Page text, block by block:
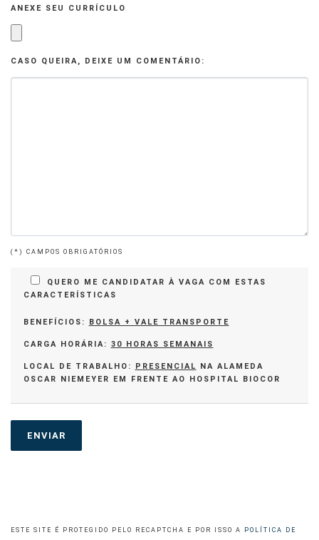
ANEXE SEU CURRÍCULO
CASO QUEIRA, DEIXE UM COMENTÁRIO:
(*) CAMPOS OBRIGATÓRIOS
QUERO ME CANDIDATAR À VAGA COM ESTAS
CARACTERÍSTICAS
BENEFÍCIOS: BOLSA + VALE TRANSPORTE
CARGA HORÁRIA: 30 HORAS SEMANAIS
LOCAL DE TRABALHO: PRESENCIAL
NA ALAMEDA
OSCAR NIEMEYER EM FRENTE AO HOSPITAL BIOCOR
ESTE SITE É PROTEGIDO PELO RECAPTCHA E POR ISSO A
POLÍTICA DE